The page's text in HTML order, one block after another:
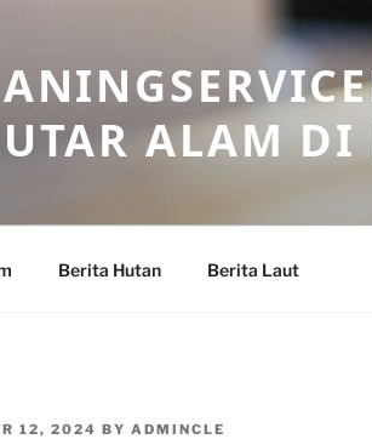
ALAM
Berita Hutan Berita Laut
12, 2024 BY ADMINCLE